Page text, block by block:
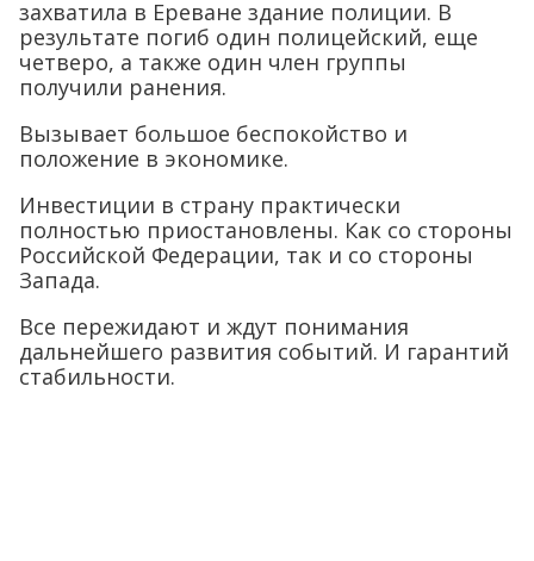
захватила в Ереване здание полиции. В
результате погиб один полицейский, еще
четверо, а также один член группы
получили ранения.
Вызывает большое беспокойство и
положение в экономике.
Инвестиции в страну практически
полностью приостановлены. Как со стороны
Российской Федерации, так и со стороны
Запада.
Все пережидают и ждут понимания
дальнейшего развития событий. И гарантий
стабильности.